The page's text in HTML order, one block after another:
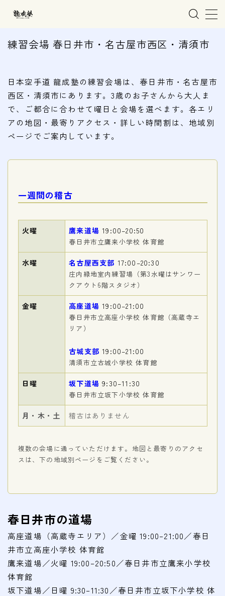
MENU
親子で学ぶ空手
練習会場
名古屋市西区の道場
高蔵寺の道場
会費
道場について
安全への取り組み
Q＆A
練習会場 春日井市・名古屋市西区・清須市
日本空手道 龍成塾の練習会場は、春日井市・名古屋市
西区・清須市にあります。3歳のお子さんから大人ま
で、ご都合に合わせて曜日と会場を選べます。各エリ
アの地図・最寄りアクセス・詳しい時間割は、地域別
ページでご案内しています。
一週間の稽古
火曜 鷹来道場 19:00–20:50
春日井市立鷹来小学校 体育館
水曜 名古屋西支部 17:00–20:30
庄内緑地室内練習場（第3水曜はサンワー
クアウト6階スタジオ）
金曜 高座道場 19:00–21:00
春日井市立高座小学校 体育館（高蔵寺エ
リア）
古城支部 19:00–21:00
清須市立古城小学校 体育館
日曜 坂下道場 9:30–11:30
春日井市立坂下小学校 体育館
月・木・土 稽古はありません
複数の会場に通っていただけます。地図と最寄りのアクセ
スは、下の地域別ページをご覧ください。
春日井市の道場
高座道場（高蔵寺エリア）／金曜 19:00–21:00／春日
井市立高座小学校 体育館
鷹来道場／火曜 19:00–20:50／春日井市立鷹来小学校
体育館
坂下道場／日曜 9:30–11:30／春日井市立坂下小学校 体